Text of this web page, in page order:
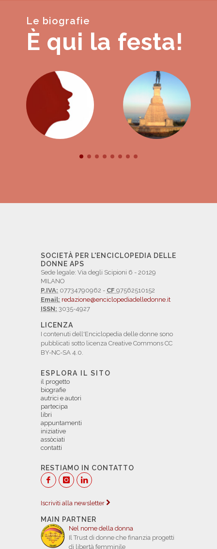
Le biografie
È qui la festa!
SOCIETÀ PER L'ENCICLOPEDIA DELLE
DONNE APS
Sede legale: Via degli Scipioni 6 - 20129
MILANO
P.IVA: 07734790962 - CF 97562510152
Email: redazione@enciclopediadelledonne.it
ISSN: 3035-4927
LICENZA
I contenuti dell'Enciclopedia delle donne sono
pubblicati sotto licenza Creative Commons CC
BY-NC-SA 4.0.
ESPLORA IL SITO
il progetto
biografie
autrici e autori
partecipa
libri
appuntamenti
iniziative
assòciati
contatti
RESTIAMO IN CONTATTO
Iscriviti alla newsletter
MAIN PARTNER
Nel nome della donna
Il Trust di donne che finanzia progetti
di libertà femminile